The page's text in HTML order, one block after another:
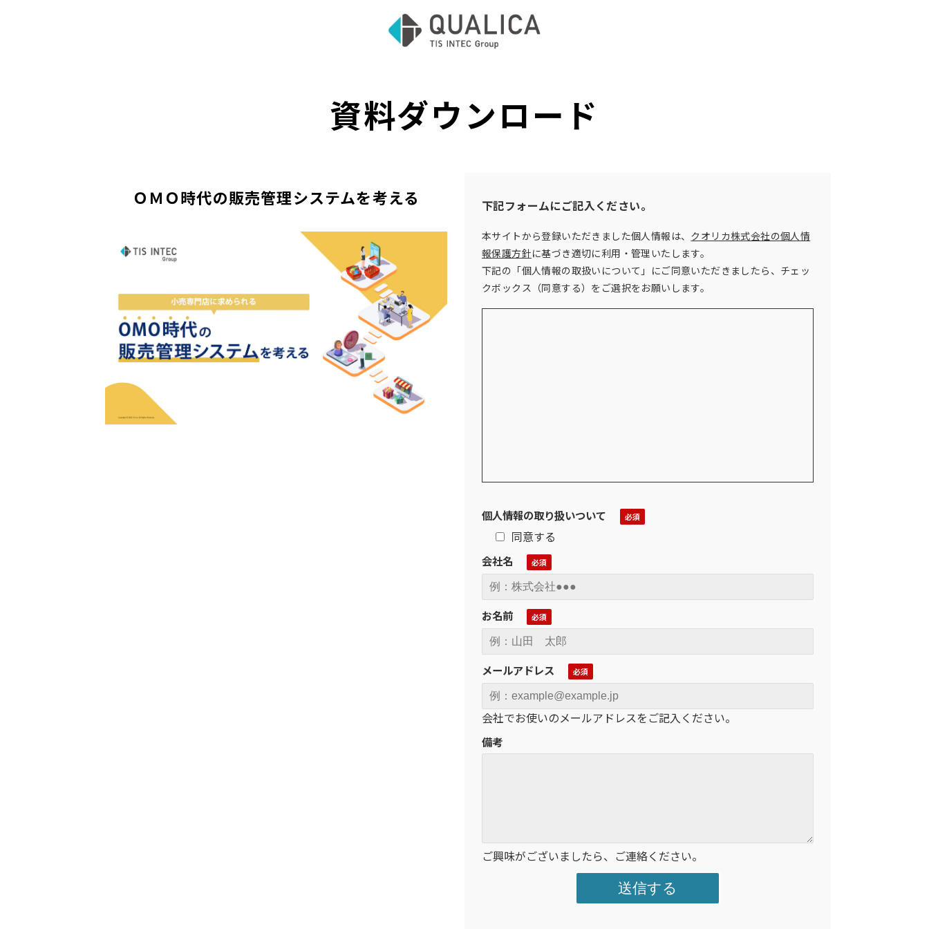
資料ダウンロード
ＯＭＯ時代の販売管理システムを考える 下記フォームにご記入ください。
本サイトから登録いただきました個人情報は、 クオリカ株式会社の個人情
報保護方針に基づき適切に利用・管理いたします。
下記の「個人情報の取扱いについて」にご同意いただきましたら、チェッ
クボックス（同意する）をご選択をお願いします。
個人情報の取り扱いついて
同意する
会社名
お名前
メールアドレス
会社でお使いのメールアドレスをご記入ください。
備考
ご興味がございましたら、ご連絡ください。